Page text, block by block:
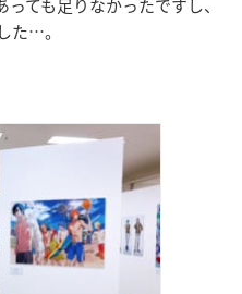
ても足りなかったですし、
た…。